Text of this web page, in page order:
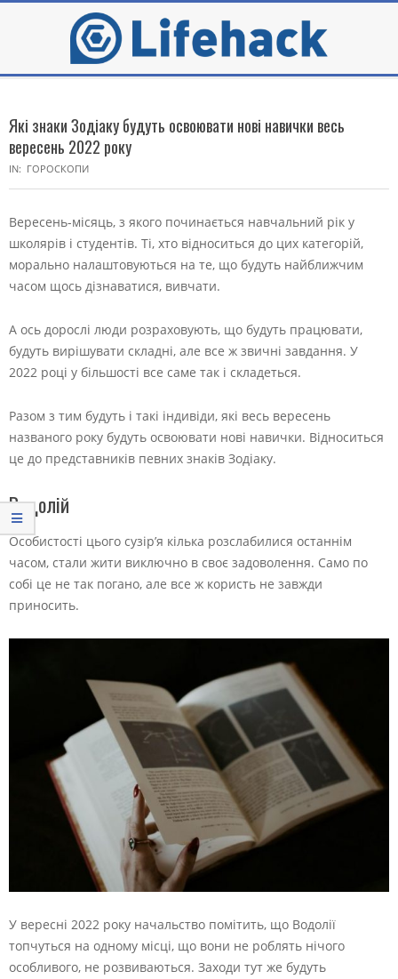
Menu
Які знаки Зодіаку будуть освоювати нові навички весь
вересень 2022 року
IN: ГОРОСКОПИ
Вересень-місяць, з якого починається навчальний рік у
школярів і студентів. Ті, хто відноситься до цих категорій,
морально налаштовуються на те, що будуть найближчим
часом щось дізнаватися, вивчати.
А ось дорослі люди розраховують, що будуть працювати,
будуть вирішувати складні, але все ж звичні завдання. У
2022 році у більшості все саме так і складеться.
Разом з тим будуть і такі індивіди, які весь вересень
названого року будуть освоювати нові навички. Відноситься
це до представників певних знаків Зодіаку.
Водолій
Особистості цього сузір’я кілька розслабилися останнім
часом, стали жити виключно в своє задоволення. Само по
собі це не так погано, але все ж користь не завжди
приносить.
У вересні 2022 року начальство помітить, що Водолії
топчуться на одному місці, що вони не роблять нічого
особливого, не розвиваються. Заходи тут же будуть